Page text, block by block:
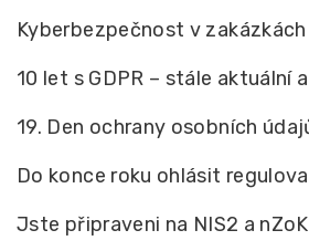
Kyberbezpečnost v
10 let s GDPR – stále aktuální
19. Den ochrany osobních
Do konce roku ohlásit
Jste připraveni na NIS2 a